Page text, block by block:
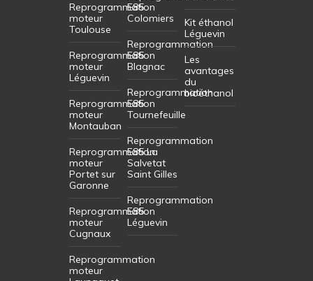
Reprogrammation
moteur
Toulouse
Reprogrammation
moteur
Léguevin
Reprogrammation
moteur
Montauban
Reprogrammation
moteur
Portet sur
Garonne
Reprogrammation
moteur
Cugnaux
Reprogrammation
moteur
E85
Colomiers
Reprogrammation
E85
Blagnac
Reprogrammation
E85
Tournefeuille
Reprogrammation
E85 La
Salvetat
Saint Gilles
Reprogrammation
E85
Léguevin
Kit éthanol
Léguevin
Les
avantages
du
bioéthanol